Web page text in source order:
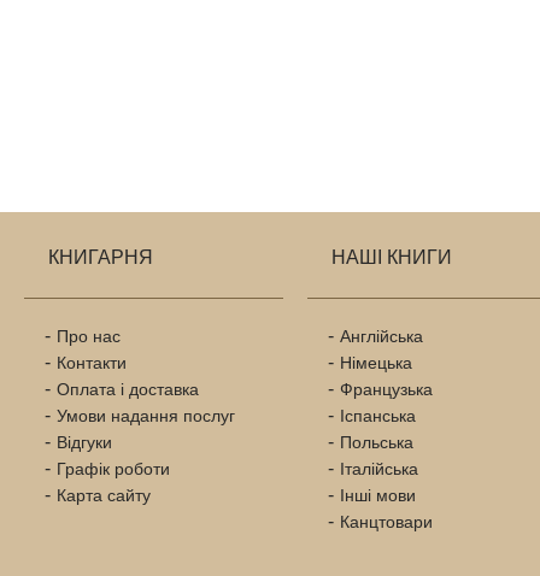
КНИГАРНЯ
Про нас
Контакти
Оплата і доставка
Умови надання послуг
Відгуки
Графік роботи
Карта сайту
НАШІ КНИГИ
Англійська
Німецька
Французька
Іспанська
Польська
Італійська
Інші мови
Канцтовари